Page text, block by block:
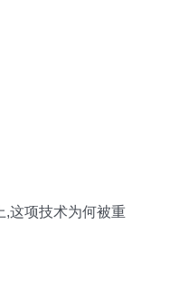
,这项技术为何被重